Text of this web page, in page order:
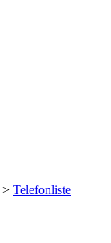
> Telefonliste